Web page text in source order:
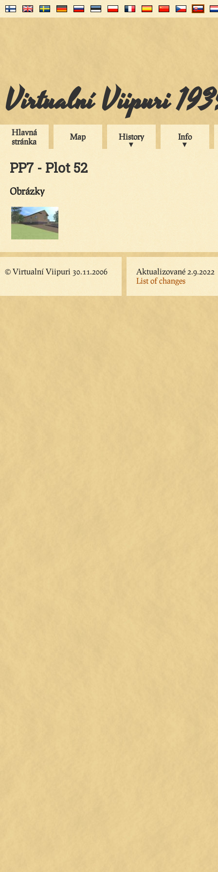
Virtualní Viipuri
Hlavná
stránka
Map History Info
PP7 - Plot 52
Obrázky
© Virtualní Viipuri 30.11.2006
Aktualizované 2.9.2022
List of changes